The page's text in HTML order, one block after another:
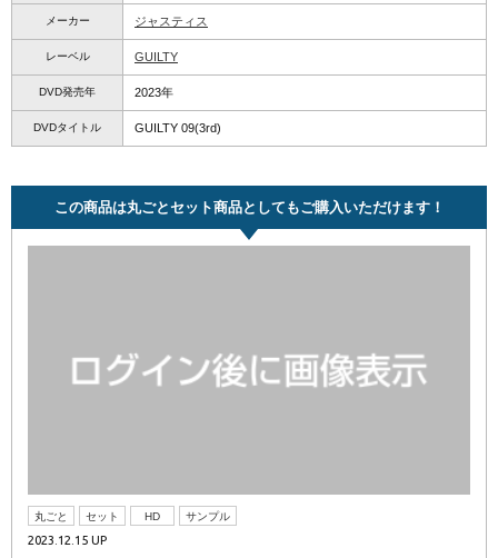
メーカー ジャスティス
レーベル GUILTY
DVD発売年 2023年
DVDタイトル GUILTY 09(3rd)
この商品は丸ごとセット商品としてもご購入いただけます！
丸ごと セット HD サンプル
2023.12.15 UP